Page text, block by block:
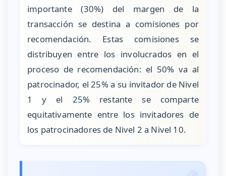
importante (30%) del margen de la
transacción se destina a comisiones por
recomendación. Estas comisiones se
distribuyen entre los involucrados en el
proceso de recomendación: el 50% va al
patrocinador, el 25% a su invitador de Nivel
1 y el 25% restante se comparte
equitativamente entre los invitadores de
los patrocinadores de Nivel 2 a Nivel 10.